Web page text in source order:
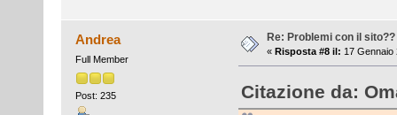
Andrea
Full Member
Post: 235
Re: Problemi con il sito??
« Risposta #8 il: 17 Gennaio
Citazione da: